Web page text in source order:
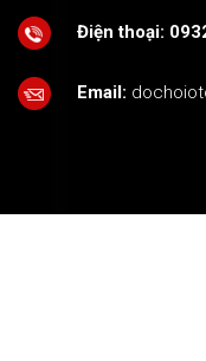
Điện thoại:
Email: